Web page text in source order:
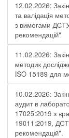
12.02.2026:
та валідація
з вимогами
рекомендацій"
11.02.2026:
методик
ISO 15189 для
10.02.2026:
аудит в
17025:2019 з
19011:2019,
рекомендацій".